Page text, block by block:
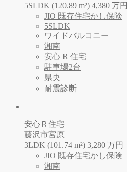
5SLDK (120.89 m²) 4,380 万円
JIO 既存住宅かし保険
5SLDK
ワイドバルコニー
湘南
安心 R 住宅
駐車場2台
県央
耐震診断
安心Ｒ住宅
藤沢市宮原
3LDK (101.74 m²) 3,280 万円
JIO 既存住宅かし保険
湘南